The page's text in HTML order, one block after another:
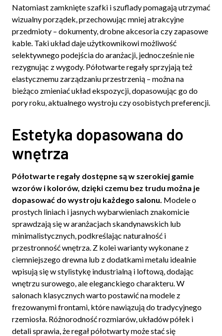
Natomiast zamknięte szafki i szuflady pomagają utrzymać
wizualny porządek, przechowując mniej atrakcyjne
przedmioty – dokumenty, drobne akcesoria czy zapasowe
kable. Taki układ daje użytkownikowi możliwość
selektywnego podejścia do aranżacji, jednocześnie nie
rezygnując z wygody. Półotwarte regały sprzyjają też
elastycznemu zarządzaniu przestrzenią – można na
bieżąco zmieniać układ ekspozycji, dopasowując go do
pory roku, aktualnego wystroju czy osobistych preferencji.
Estetyka dopasowana do
wnętrza
Półotwarte regały dostępne są w szerokiej gamie
wzorów i kolorów, dzięki czemu bez trudu można je
dopasować do wystroju każdego salonu. Modele o
prostych liniach i jasnych wybarwieniach znakomicie
sprawdzają się w aranżacjach skandynawskich lub
minimalistycznych, podkreślając naturalność i
przestronność wnętrza. Z kolei warianty wykonane z
ciemniejszego drewna lub z dodatkami metalu idealnie
wpisują się w stylistykę industrialną i loftową, dodając
wnętrzu surowego, ale eleganckiego charakteru. W
salonach klasycznych warto postawić na modele z
frezowanymi frontami, które nawiązują do tradycyjnego
rzemiosła. Różnorodność rozmiarów, układów półek i
detali sprawia, że regał półotwarty może stać się